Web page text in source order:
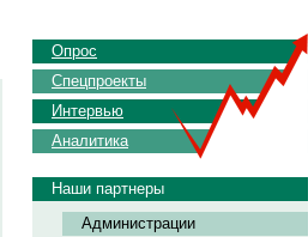
Опрос
Спецпроекты
Интервью
Аналитика
Наши партнеры
Администрации